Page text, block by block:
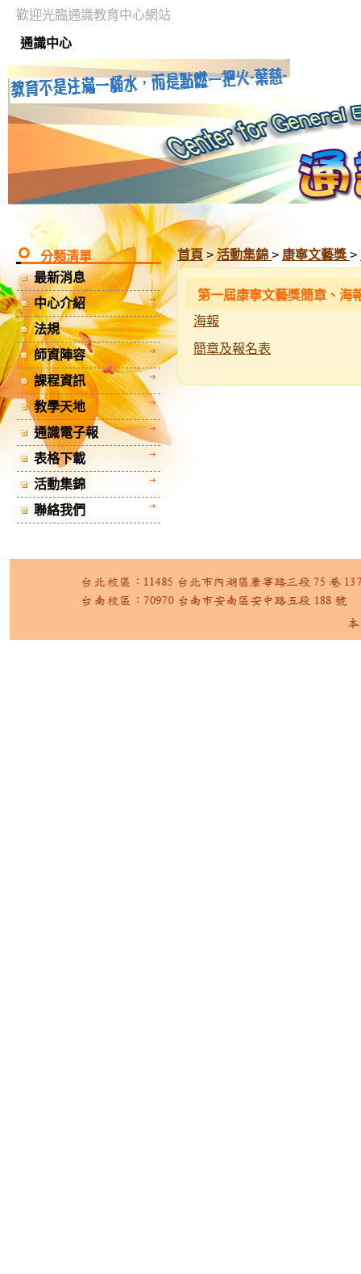
通識中心
歡迎光臨通識教育中心網站
分類清單
最新消息
中心介紹
法規
師資陣容
課程資訊
教學天地
通識電子報
表格下載
活動集錦
聯絡我們
首頁 >活動集錦 > 康寧文藝獎 >
第一屆康寧文藝獎簡章、海
海報
簡章及報名表